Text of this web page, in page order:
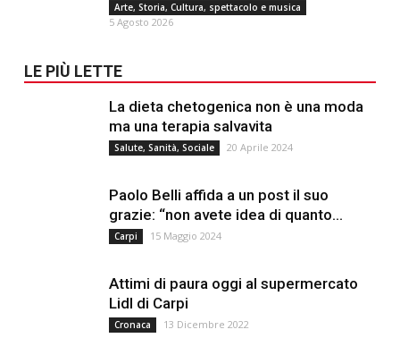
Arte, Storia, Cultura, spettacolo e musica
5 Agosto 2026
LE PIÙ LETTE
La dieta chetogenica non è una moda
ma una terapia salvavita
Salute, Sanità, Sociale 20 Aprile 2024
Paolo Belli affida a un post il suo
grazie: “non avete idea di quanto...
Carpi 15 Maggio 2024
Attimi di paura oggi al supermercato
Lidl di Carpi
Cronaca 13 Dicembre 2022